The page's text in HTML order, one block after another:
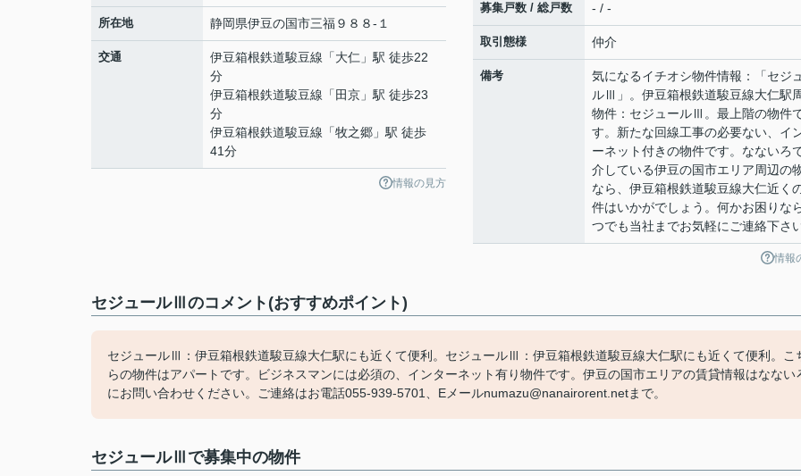
所在地 静岡県伊豆の国市三福９８８-１
交通 伊豆箱根鉄道駿豆線 「大仁 」駅 徒歩22
分
伊豆箱根鉄道駿豆線 「 田京 」駅 徒歩23
分
伊豆箱根鉄道駿豆線 「牧之郷 」駅 徒歩
41分
情報の見方
募集戸数 / 総戸数 - / -
取引態様 仲介
備考
気になるイチオシ物件情報：「セジ
ルⅢ」。伊豆箱根鉄道駿豆線大仁駅
物件：セジュールⅢ。最上階の物件
す。新たな回線工事の必要ない、イ
ーネット付きの物件です。なないろ
介している伊豆の国市エリア周辺の
なら、伊豆箱根鉄道駿豆線大仁近く
件はいかがでしょう。何かお困りな
つでも当社までお気軽にご連絡下さい
情報
セジュールⅢのコメント(おすすめポイント)
セジュールⅢ：伊豆箱根鉄道駿豆線大仁駅にも近くて便利。セジュールⅢ：伊豆箱根鉄道駿豆線大仁駅にも近くて便利。こ
らの物件はアパートです。ビジネスマンには必須の、インターネット有り物件です。伊豆の国市エリアの賃貸情報はなない
にお問い合わせください。ご連絡はお電話055-939-5701、Eメールnumazu@nanairorent.netまで。
セジュールⅢで募集中の物件